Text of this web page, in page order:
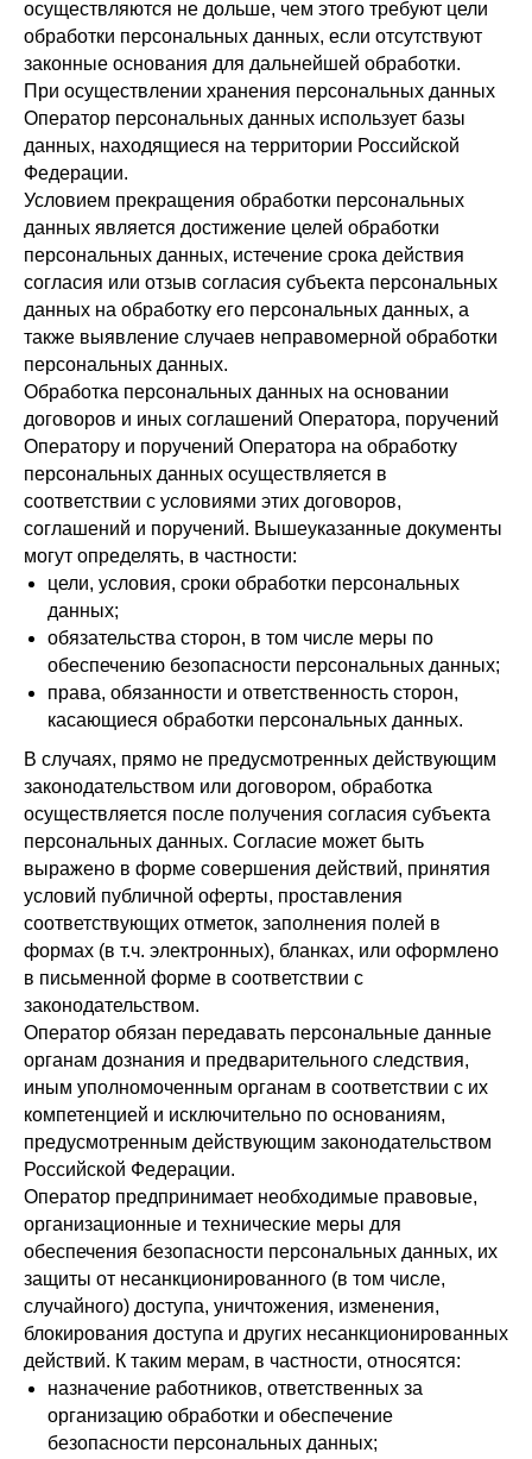
осуществляются не дольше, чем этого требуют цели
обработки персональных данных, если отсутствуют
законные основания для дальнейшей обработки.
При осуществлении хранения персональных данных
Оператор персональных данных использует базы
данных, находящиеся на территории Российской
Федерации.
Условием прекращения обработки персональных
данных является достижение целей обработки
персональных данных, истечение срока действия
согласия или отзыв согласия субъекта персональных
данных на обработку его персональных данных, а
также выявление случаев неправомерной обработки
персональных данных.
Обработка персональных данных на основании
договоров и иных соглашений Оператора, поручений
Оператору и поручений Оператора на обработку
персональных данных осуществляется в
соответствии с условиями этих договоров,
соглашений и поручений. Вышеуказанные документы
могут определять, в частности:
цели, условия, сроки обработки персональных
данных;
обязательства сторон, в том числе меры по
обеспечению безопасности персональных данных;
права, обязанности и ответственность сторон,
касающиеся обработки персональных данных.
В случаях, прямо не предусмотренных действующим
законодательством или договором, обработка
осуществляется после получения согласия субъекта
персональных данных. Согласие может быть
выражено в форме совершения действий, принятия
условий публичной оферты, проставления
соответствующих отметок, заполнения полей в
формах (в т.ч. электронных), бланках, или оформлено
в письменной форме в соответствии с
законодательством.
Оператор обязан передавать персональные данные
органам дознания и предварительного следствия,
иным уполномоченным органам в соответствии с их
компетенцией и исключительно по основаниям,
предусмотренным действующим законодательством
Российской Федерации.
Оператор предпринимает необходимые правовые,
организационные и технические меры для
обеспечения безопасности персональных данных, их
защиты от несанкционированного (в том числе,
случайного) доступа, уничтожения, изменения,
блокирования доступа и других несанкционированных
действий. К таким мерам, в частности, относятся:
назначение работников, ответственных за
организацию обработки и обеспечение
безопасности персональных данных;